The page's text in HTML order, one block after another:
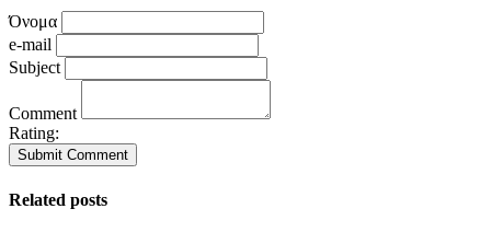
Όνομα
e-mail
Subject
Comment
Rating:
Related posts